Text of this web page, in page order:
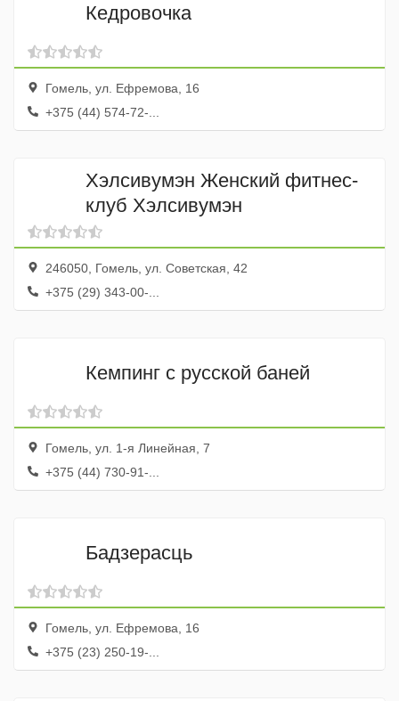
Кедровочка
Гомель, ул. Ефремова, 16
+375 (44) 574-72-...
Хэлсивумэн Женский фитнес-
клуб Хэлсивумэн
246050, Гомель, ул. Советская, 42
+375 (29) 343-00-...
Кемпинг с русской баней
Гомель, ул. 1-я Линейная, 7
+375 (44) 730-91-...
Бадзерасць
Гомель, ул. Ефремова, 16
+375 (23) 250-19-...